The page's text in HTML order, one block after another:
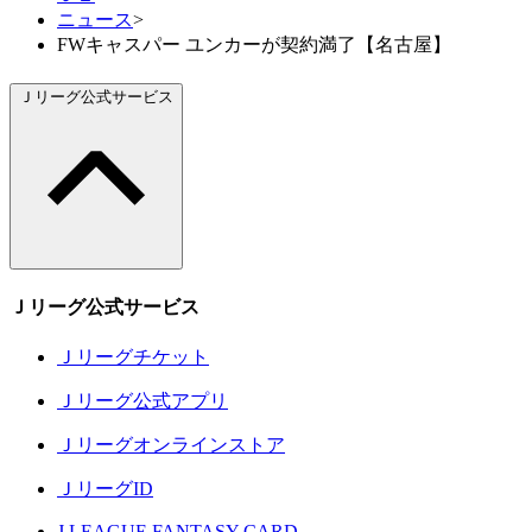
ニュース>
FWキャスパー ユンカーが契約満了【名古屋】
Ｊリーグ公式サービス
Ｊリーグ公式サービス
Ｊリーグチケット
Ｊリーグ公式アプリ
Ｊリーグオンラインストア
ＪリーグID